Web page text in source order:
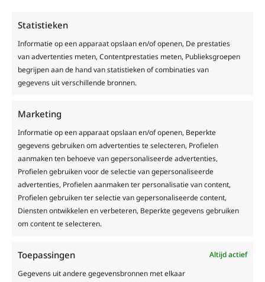
Statistieken
Informatie op een apparaat opslaan en/of openen, De prestaties
van advertenties meten, Contentprestaties meten, Publieksgroepen
begrijpen aan de hand van statistieken of combinaties van
gegevens uit verschillende bronnen.
Marketing
Informatie op een apparaat opslaan en/of openen, Beperkte
gegevens gebruiken om advertenties te selecteren, Profielen
aanmaken ten behoeve van gepersonaliseerde advertenties,
Profielen gebruiken voor de selectie van gepersonaliseerde
advertenties, Profielen aanmaken ter personalisatie van content,
Profielen gebruiken ter selectie van gepersonaliseerde content,
Diensten ontwikkelen en verbeteren, Beperkte gegevens gebruiken
om content te selecteren.
Toepassingen
Altijd actief
Gegevens uit andere gegevensbronnen met elkaar
Juist daarom vinden wij het belangrijk om verder te kijken dan
alleen de hypotheek.
Levens- en overlijdensrisicoverzekeringen
Niemand denkt graag na over onverwachte gebeurtenissen. Toch
wanneer u of uw partner komt te overlijden.
Met een passende levens- of overlijdensrisicoverzekering zorgt u
ervoor dat uw nabestaanden financieel beschermd zijn. In veel
gevallen kan dit voorkomen dat er financiële problemen ontstaan
of dat een woning verkocht moet worden.
Wij helpen u graag om inzicht te krijgen in de mogelijkheden en
de dekking die past bij uw situatie.
Een goede verzekering geeft rust. Of het nu gaat om uw woning,
dat uw verzekeringen aansluiten op uw persoonlijke situatie.